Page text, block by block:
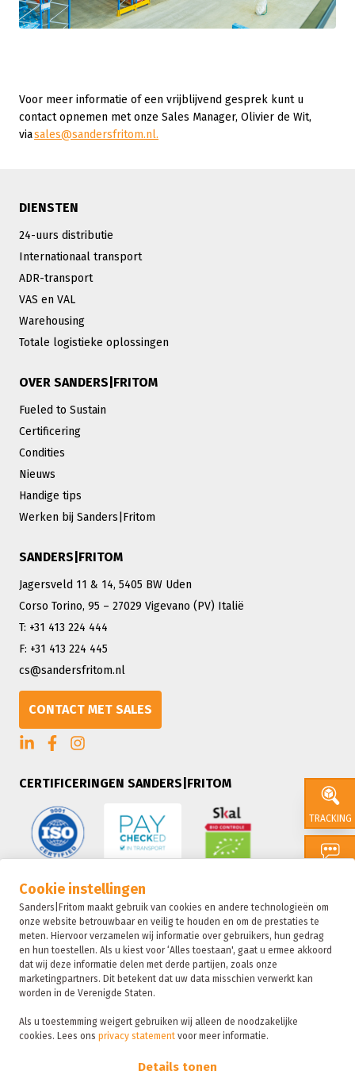
Cookie instellingen
Sanders|Fritom maakt gebruik van cookies en andere technologieën om
onze website betrouwbaar en veilig te houden en om de prestaties te
meten. Hiervoor verzamelen wij informatie over gebruikers, hun gedrag
en hun toestellen. Als u kiest voor ‘Alles toestaan', gaat u ermee akkoord
dat wij deze informatie delen met derde partijen, zoals onze
marketingpartners. Dit betekent dat uw data misschien verwerkt kan
worden in de Verenigde Staten.
Als u toestemming weigert gebruiken wij alleen de noodzakelijke
cookies. Lees onsprivacy statement voor meer informatie.
Details tonen
TRACKING
SALES
Voor meer informatie of een vrijblijvend gesprek kunt u
contact opnemen met onze Sales Manager, Olivier de Wit,
viasales@sandersfritom.nl.
DIENSTEN
24-uurs distributie
Internationaal transport
ADR-transport
VAS en VAL
Warehousing
Totale logistieke oplossingen
OVER SANDERS|FRITOM
Fueled to Sustain
Certificering
Condities
Nieuws
Handige tips
Werken bij Sanders|Fritom
SANDERS|FRITOM
Jagersveld 11 & 14, 5405 BW Uden
Corso Torino, 95 – 27029 Vigevano (PV) Italië
T: +31 413 224 444
F: +31 413 224 445
cs@sandersfritom.nl
CONTACT MET SALES
CERTIFICERINGEN SANDERS|FRITOM
Sanders|Fritom is onderdeel van de Fritom Group